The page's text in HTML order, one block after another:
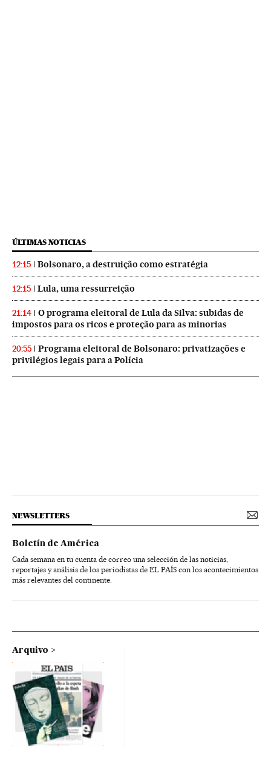
ÚLTIMAS NOTICIAS
12:15 Bolsonaro, a destruição como estratégia
12:15 Lula, uma ressurreição
21:14
O programa eleitoral de Lula da Silva: subidas de
impostos para os ricos e proteção para as minorias
20:55
Programa eleitoral de Bolsonaro: privatizações e
privilégios legais para a Polícia
NEWSLETTERS
Boletín de América
Cada semana en tu cuenta de correo una selección de las noticias,
reportajes y análisis de los periodistas de EL PAÍS con los acontecimientos
más relevantes del continente.
Arquivo